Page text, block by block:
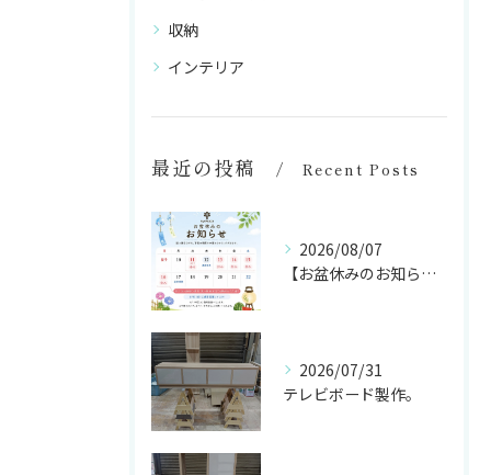
収納
インテリア
最近の投稿 Recent Posts
2026/08/07
【お盆休みのお知らせ🌻】
2026/07/31
テレビボード製作。